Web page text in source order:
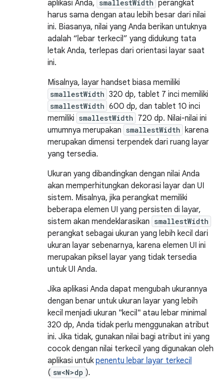
aplikasi Anda, smallestWidth perangkat
harus sama dengan atau lebih besar dari nilai
ini. Biasanya, nilai yang Anda berikan untuknya
adalah “lebar terkecil” yang didukung tata
letak Anda, terlepas dari orientasi layar saat
ini.
Misalnya, layar handset biasa memiliki
smallestWidth 320 dp, tablet 7 inci memiliki
smallestWidth 600 dp, dan tablet 10 inci
memiliki smallestWidth 720 dp. Nilai-nilai ini
umumnya merupakan smallestWidth karena
merupakan dimensi terpendek dari ruang layar
yang tersedia.
Ukuran yang dibandingkan dengan nilai Anda
akan memperhitungkan dekorasi layar dan UI
sistem. Misalnya, jika perangkat memiliki
beberapa elemen UI yang persisten di layar,
sistem akan mendeklarasikan smallestWidth
perangkat sebagai ukuran yang lebih kecil dari
ukuran layar sebenarnya, karena elemen UI ini
merupakan piksel layar yang tidak tersedia
untuk UI Anda.
Jika aplikasi Anda dapat mengubah ukurannya
dengan benar untuk ukuran layar yang lebih
kecil menjadi ukuran "kecil" atau lebar minimal
320 dp, Anda tidak perlu menggunakan atribut
ini. Jika tidak, gunakan nilai bagi atribut ini yang
cocok dengan nilai terkecil yang digunakan oleh
aplikasi untuk penentu lebar layar terkecil
( sw<N>dp ).